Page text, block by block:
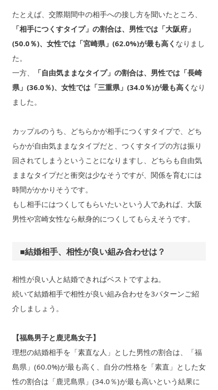
たとえば、交際期間中の相手への接し方を聞いたところ、
「相手につくすタイプ」の割合は、男性では「大阪府」
(50.0％)、女性では「宮崎県」(62.0%)が最も高く なりまし
た。
一方、
「自由気ままなタイプ」の割合は、男性では「長崎
県」(36.0％)、女性では「三重県」(34.0％)が最も高く なり
ました。
カップルのうち、どちらかが相手につくすタイプで、どち
らかが自由気ままなタイプだと、つくすタイプの方は振り
回されてしまうということになりますし、どちらも自由気
ままなタイプだと衝突は少なそうですが、関係を育むには
時間がかかりそうです。
もし相手にはつくしてもらいたいという人であれば、大阪
男性や宮崎女性なら献身的につくしてもらえそうです。
■結婚相手、相性が良い組み合わせは？
相性が良い人と結婚できればベストですよね。
続いて結婚相手で相性が良い組み合わせを3パターンご紹
介しましょう。
【福島男子と鹿児島女子】
理想の結婚相手を「素直な人」とした男性の割合は、「福
島県」(60.0%)が最も高く、自分の性格を「素直」とした女
性の割合は「鹿児島県」(34.0％)が最も高いという結果に